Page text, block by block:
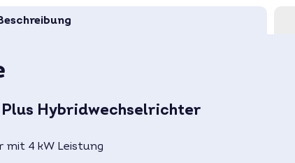
Plus Hybridwechselrichter
mit 4 kW Leistung